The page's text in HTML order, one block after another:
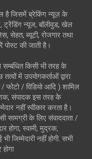
है जिसमें ब्रेकिंग न्यूज़ के
ट्रेंडिंग न्यूज, बॉलीवुड, खेल
सेहत, ब्यूटी, रोजगार तथा
की जाती है।
किसी भी तरह के
में उपयोगकर्ताओं द्वारा
फोटो / विडियो आदि ) शामिल
संपादक इस तरह के
नहीं स्वीकार करता है।
सामग्री के लिए संवाददाता /
होगा, स्वामी, मुद्रक,
जिम्मेदारी नहीं होगी. सभी
होगा